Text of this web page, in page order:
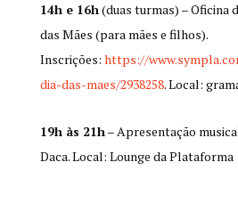
14h e 16h(duas turmas) – Oficina
das Mães (para mães e filhos).
Inscrições: https://
dia-das-maes/2938258. Local:
19h às 21h– Apresentação
Daca. Local: Lounge da Plataforma